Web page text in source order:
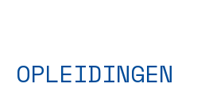
OPLEIDINGEN